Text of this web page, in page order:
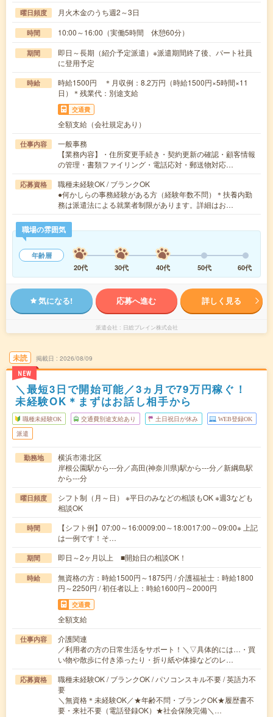
曜日頻度 月火木金のうち週2～3日
時間 10:00～16:00（実働5時間 休憩60分）
期間
即日～長期（紹介予定派遣）※派遣期間終了後、パート社員
に登用予定
時給
時給1500円 ＊月収例：8.2万円（時給1500円×5時間×11
日）＊残業代：別途支給
交通費
全額支給（会社規定あり）
仕事内容
一般事務
【業務内容】・住所変更手続き・契約更新の確認・顧客情報
の管理・書類ファイリング・電話応対・郵送物対応…
応募資格
職種未経験OK / ブランクOK
●何かしらの事務経験がある方（経験年数不問）＊扶養内勤
務は派遣法による就業者制限があります。詳細はお…
職場の雰囲気
年齢層
20代
30代 40代 50代 60代
気になる! 応募へ進む 詳しく見る
派遣会社 日総ブレイン株式会社
未読
NEW
掲載日 2026/08/09
＼最短3日で開始可能／3ヵ月で79万円稼ぐ！
未経験OK＊まずはお話し相手から
職種未経験OK 交通費別途支給あり 土日祝日が休み WEB登録OK
派遣
勤務地
横浜市港北区
岸根公園駅から---分／高田(神奈川県)駅から---分／新綱島駅
から---分
曜日頻度
シフト制（月～日） ※平日のみなどの相談もOK ※週3なども
相談OK
時間
【シフト例】07:00～16:0009:00～18:0017:00～09:00※ 上記
は一例です！そ…
期間 即日～2ヶ月以上 ■開始日の相談OK！
時給
無資格の方：時給1500円～1875円 / 介護福祉士：時給1800
円～2250円 / 初任者以上：時給1600円～2000円
交通費
全額支給
仕事内容
介護関連
／利用者の方の日常生活をサポート！＼▽具体的には…・買
い物や散歩に付き添ったり・折り紙や体操などのレ…
応募資格
職種未経験OK / ブランクOK / パソコンスキル不要 / 英語力不
要
＼無資格＊未経験OK／★年齢不問・ブランクOK★履歴書不
要・来社不要（電話登録OK）★社会保険完備＼…